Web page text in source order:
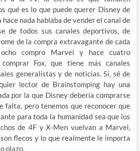
qué es lo que puede querer Disney de
hace nada hablaba de vender el canal de
de todos sus canales deportivos, de
de la compra extravagante de cada
compro Marvel y hace cuatro
Fox, que tiene más canales
generalistas y de noticias. Sí, sé de
lector de Brainstomping hay una
por la que Disney debería comprarse
falta, pero tenemos que reconocer que
para toda la humanidad sea que los
de 4F y X-Men vuelvan a Marvel,
flecos y lo que realmente le importa
plazo.